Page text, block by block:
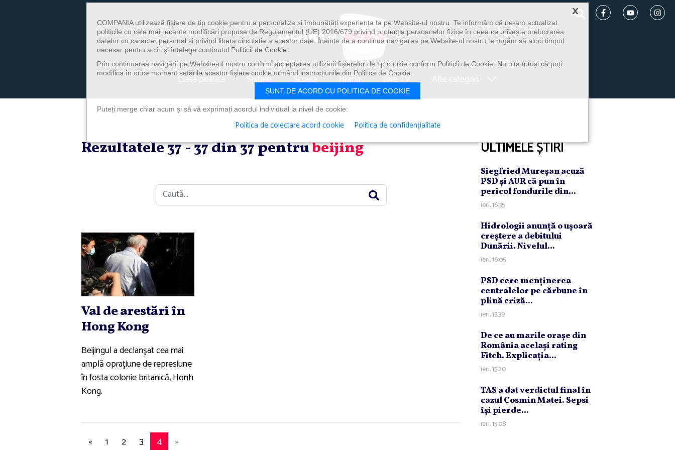
Clasa politica Spitale Școală Hrană Live TV
Rezultatele 37 - 37 din 37 pentrubeijing
Caută
Val de arestări în
Hong Kong
Beijingul a declanşat cea mai
amplă opraţiune de represiune
în fosta colonie britanică, Honh
Kong.
« 1 2 3 4 »
ULTIMELE ȘTIRI
Siegfried Mureşan acuză
PSD şi AUR că pun în
pericol fondurile din...
ieri, 16:35
Hidrologii anunţă o uşoară
creştere a debitului
Dunării. Nivelul...
ieri, 16:05
PSD cere menţinerea
centralelor pe cărbune în
plină criză...
ieri, 15:39
De ce au marile oraşe din
România acelaşi rating
Fitch. Explicaţia...
ieri, 15:20
TAS a dat verdictul final în
cazul Cosmin Matei. Sepsi
îşi pierde...
ieri, 15:08
×
COMPANIA utilizează fişiere de tip cookie pentru a personaliza și îmbunătăți experiența ta pe Website-ul nostru. Te informăm că ne-am actualizat
politicile cu cele mai recente modificări propuse de Regulamentul (UE) 2016/679 privind protecția persoanelor fizice în ceea ce privește prelucrarea
datelor cu caracter personal și privind libera circulație a acestor date. Înainte de a continua navigarea pe Website-ul nostru te rugăm să aloci timpul
necesar pentru a citi și înțelege conținutul Politicii de Cookie.
Prin continuarea navigării pe Website-ul nostru confirmi acceptarea utilizării fişierelor de tip cookie conform Politicii de Cookie. Nu uita totuși că poți
modifica în orice moment setările acestor fişiere cookie urmând instrucțiunile din Politica de Cookie.
SUNT DE ACORD CU POLITICA DE COOKIE
Puteți merge chiar acum și să vă exprimați acordul individual la nivel de cookie:
Politica de colectare acord cookie Politica de confidențialitate